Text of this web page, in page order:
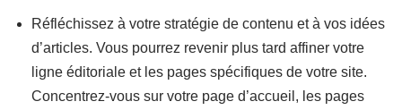
Réfléchissez à votre stratégie de contenu et à vos idées
d’articles. Vous pourrez revenir plus tard affiner votre
ligne éditoriale et les pages spécifiques de votre site.
Concentrez-vous sur votre page d’accueil, les pages